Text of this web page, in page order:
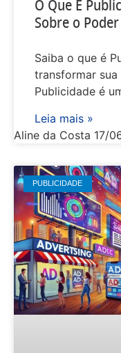
O Que É
Sobre o
Saiba o que é
transformar
Publicidade é
Leia mais »
Aline da Costa 17/
PUBLICIDADE